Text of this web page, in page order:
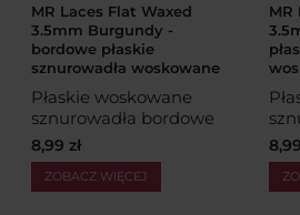
MR Laces Flat Waxed
3.5mm Burgundy -
bordowe płaskie
sznurowadła woskowane
Płaskie woskowane
sznurowadła bordowe
8,99 zł
ZOBACZ WIĘCEJ
MR